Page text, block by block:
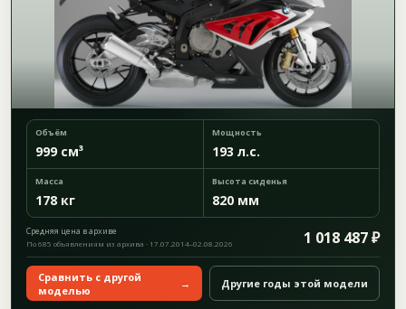
Объём
999 см³
Мощность
193 л.с.
Масса
178 кг
Высота сиденья
820 мм
Средняя цена в архиве 1 018 487 ₽
По 685 объявлениям из архива · 17.07.2014–02.08.2026
Сравнить с другой
моделью
→ Другие годы этой модели